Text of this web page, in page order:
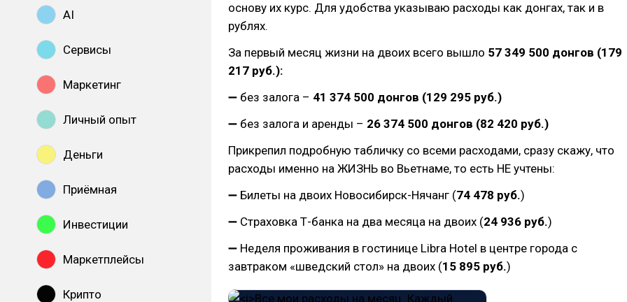
AI
Сервисы
Маркетинг
Личный опыт
Деньги
Приёмная
Инвестиции
Маркетплейсы
Крипто
основу их курс. Для удобства указываю расходы как донгах, так и в
рублях.
За первый месяц жизни на двоих всего вышло 57 349 500 донгов (179
217 руб.):
➖ без залога – 41 374 500 донгов (129 295 руб.)
➖ без залога и аренды – 26 374 500 донгов (82 420 руб.)
Прикрепил подробную табличку со всеми расходами, сразу скажу, что
расходы именно на ЖИЗНЬ во Вьетнаме, то есть НЕ учтены:
➖ Билеты на двоих Новосибирск-Нячанг (74 478 руб.)
➖ Страховка Т-банка на два месяца на двоих (24 936 руб.)
➖ Неделя проживания в гостинице Libra Hotel в центре города с
завтраком «шведский стол» на двоих (15 895 руб.)